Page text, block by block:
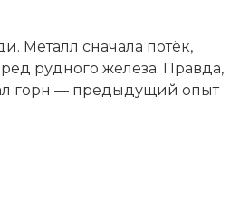
Металл сначала потёк,
рудного железа. Правда,
горн — предыдущий опыт